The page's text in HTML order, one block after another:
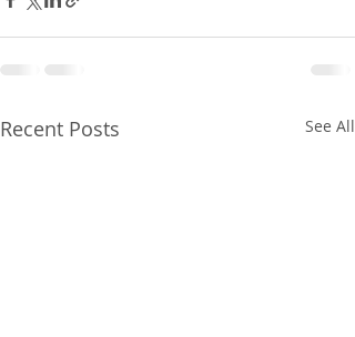
Recent Posts See All